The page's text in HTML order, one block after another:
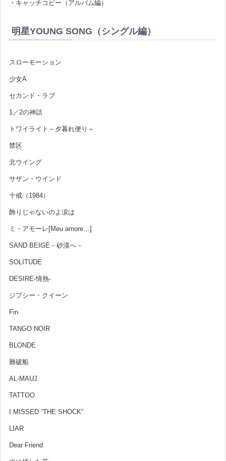
・キャッチコピー（アルバム編）
明星YOUNG SONG（シングル編）
スローモーション
少女A
セカンド・ラブ
1／2の神話
トワイライト～夕暮れ便り～
禁区
北ウイング
サザン・ウインド
十戒（1984）
飾りじゃないのよ涙は
ミ・アモーレ[Meu amore…]
SAND BEIGE－砂漠へ－
SOLITUDE
DESIRE-情熱-
ジプシー・クイーン
Fin
TANGO NOIR
BLONDE
難破船
AL-MAUJ
TATTOO
I MISSED “THE SHOCK”
LIAR
Dear Friend